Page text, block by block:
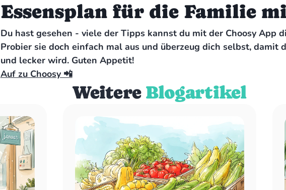
Essensplan für die Familie
Du hast gesehen - viele der Tipps kannst du mit der Choosy App
Probier sie doch einfach mal aus und überzeug dich selbst, damit
und lecker wird. Guten Appetit!
Auf zu Choosy 📲
Weitere Blogartikel